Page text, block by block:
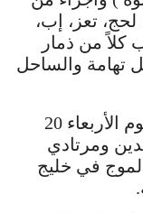
تعز، إب،
كلاً من ذمار
تهامة والساحل
وحذر المركز في نشرته الجوية لليوم الأربعاء 20
الصايدين ومرتادي
في خليج